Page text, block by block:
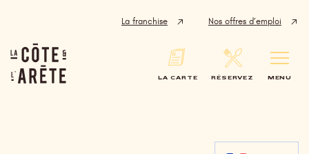
La franchise Nos offres d’emploi
LA CARTE RÉSERVEZ MENU